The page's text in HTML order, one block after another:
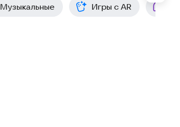
Музыкальные Игры с AR